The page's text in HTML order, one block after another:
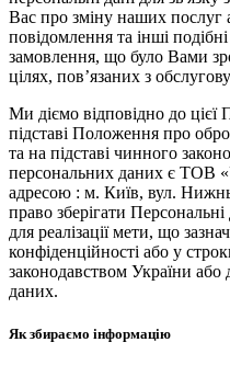
Вас про зміну наших послуг
повідомлення та інші
замовлення, що було Вами
цілях, пов’язаних з
Ми діємо відповідно до цієї
підставі Положення про
та на підставі чинного
персональних даних є ТОВ
адресою : м. Київ, вул.
право зберігати Персональні
для реалізації мети, що
конфіденційності або у
законодавством України
даних.
Як збираємо інформацію